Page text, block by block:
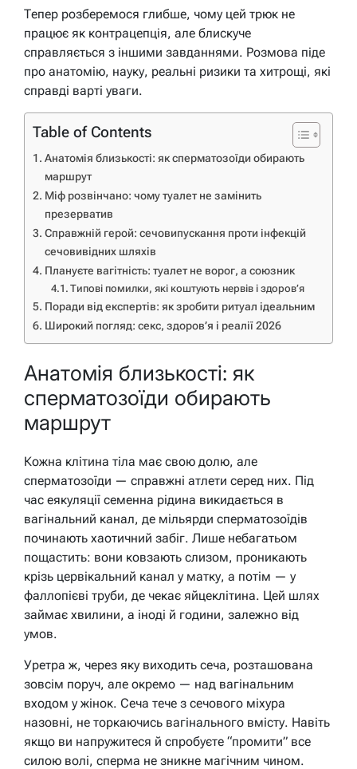
Тепер розберемося глибше, чому цей трюк не
працює як контрацепція, але блискуче
справляється з іншими завданнями. Розмова піде
про анатомію, науку, реальні ризики та хитрощі, які
справді варті уваги.
Table of Contents
Анатомія близькості: як сперматозоїди обирають
маршрут
Міф розвінчано: чому туалет не замінить
презерватив
Справжній герой: сечовипускання проти інфекцій
сечовивідних шляхів
Плануєте вагітність: туалет не ворог, а союзник
Типові помилки, які коштують нервів і здоров’я
Поради від експертів: як зробити ритуал ідеальним
Широкий погляд: секс, здоров’я і реалії 2026
Анатомія близькості: як
сперматозоїди обирають
маршрут
Кожна клітина тіла має свою долю, але
сперматозоїди — справжні атлети серед них. Під
час еякуляції семенна рідина викидається в
вагінальний канал, де мільярди сперматозоїдів
починають хаотичний забіг. Лише небагатьом
пощастить: вони ковзають слизом, проникають
крізь цервікальний канал у матку, а потім — у
фаллопієві труби, де чекає яйцеклітина. Цей шлях
займає хвилини, а іноді й години, залежно від
умов.
Уретра ж, через яку виходить сеча, розташована
зовсім поруч, але окремо — над вагінальним
входом у жінок. Сеча тече з сечового міхура
назовні, не торкаючись вагінального вмісту. Навіть
якщо ви напружитеся й спробуєте “промити” все
силою волі, сперма не зникне магічним чином.